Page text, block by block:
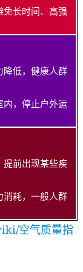
免长时间、高强
降低，健康人群
内，停止户外运
提前出现某些疾
消耗，一般人群
空气质量指